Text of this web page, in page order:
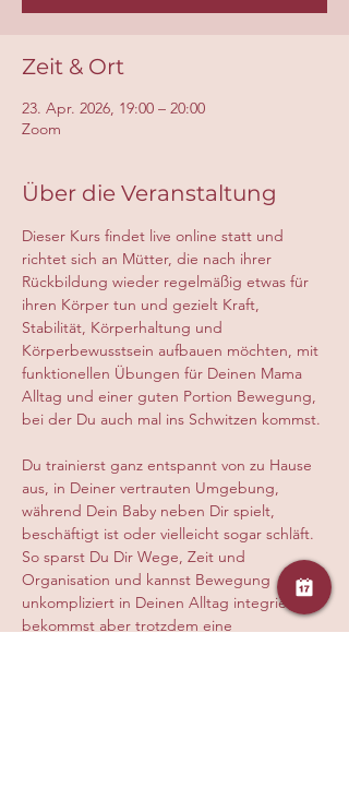
Zeit & Ort
23. Apr. 2026, 19:00 – 20:00
Zoom
Über die Veranstaltung
Dieser Kurs findet live online statt und
richtet sich an Mütter, die nach ihrer
Rückbildung wieder regelmäßig etwas für
ihren Körper tun und gezielt Kraft,
Stabilität, Körperhaltung und
Körperbewusstsein aufbauen möchten, mit
funktionellen Übungen für Deinen Mama
Alltag und einer guten Portion Bewegung,
bei der Du auch mal ins Schwitzen kommst.
Du trainierst ganz entspannt von zu Hause
aus, in Deiner vertrauten Umgebung,
während Dein Baby neben Dir spielt,
beschäftigt ist oder vielleicht sogar schläft.
So sparst Du Dir Wege, Zeit und
Organisation und kannst Bewegung
unkompliziert in Deinen Alltag integrieren,
bekommst aber trotzdem eine